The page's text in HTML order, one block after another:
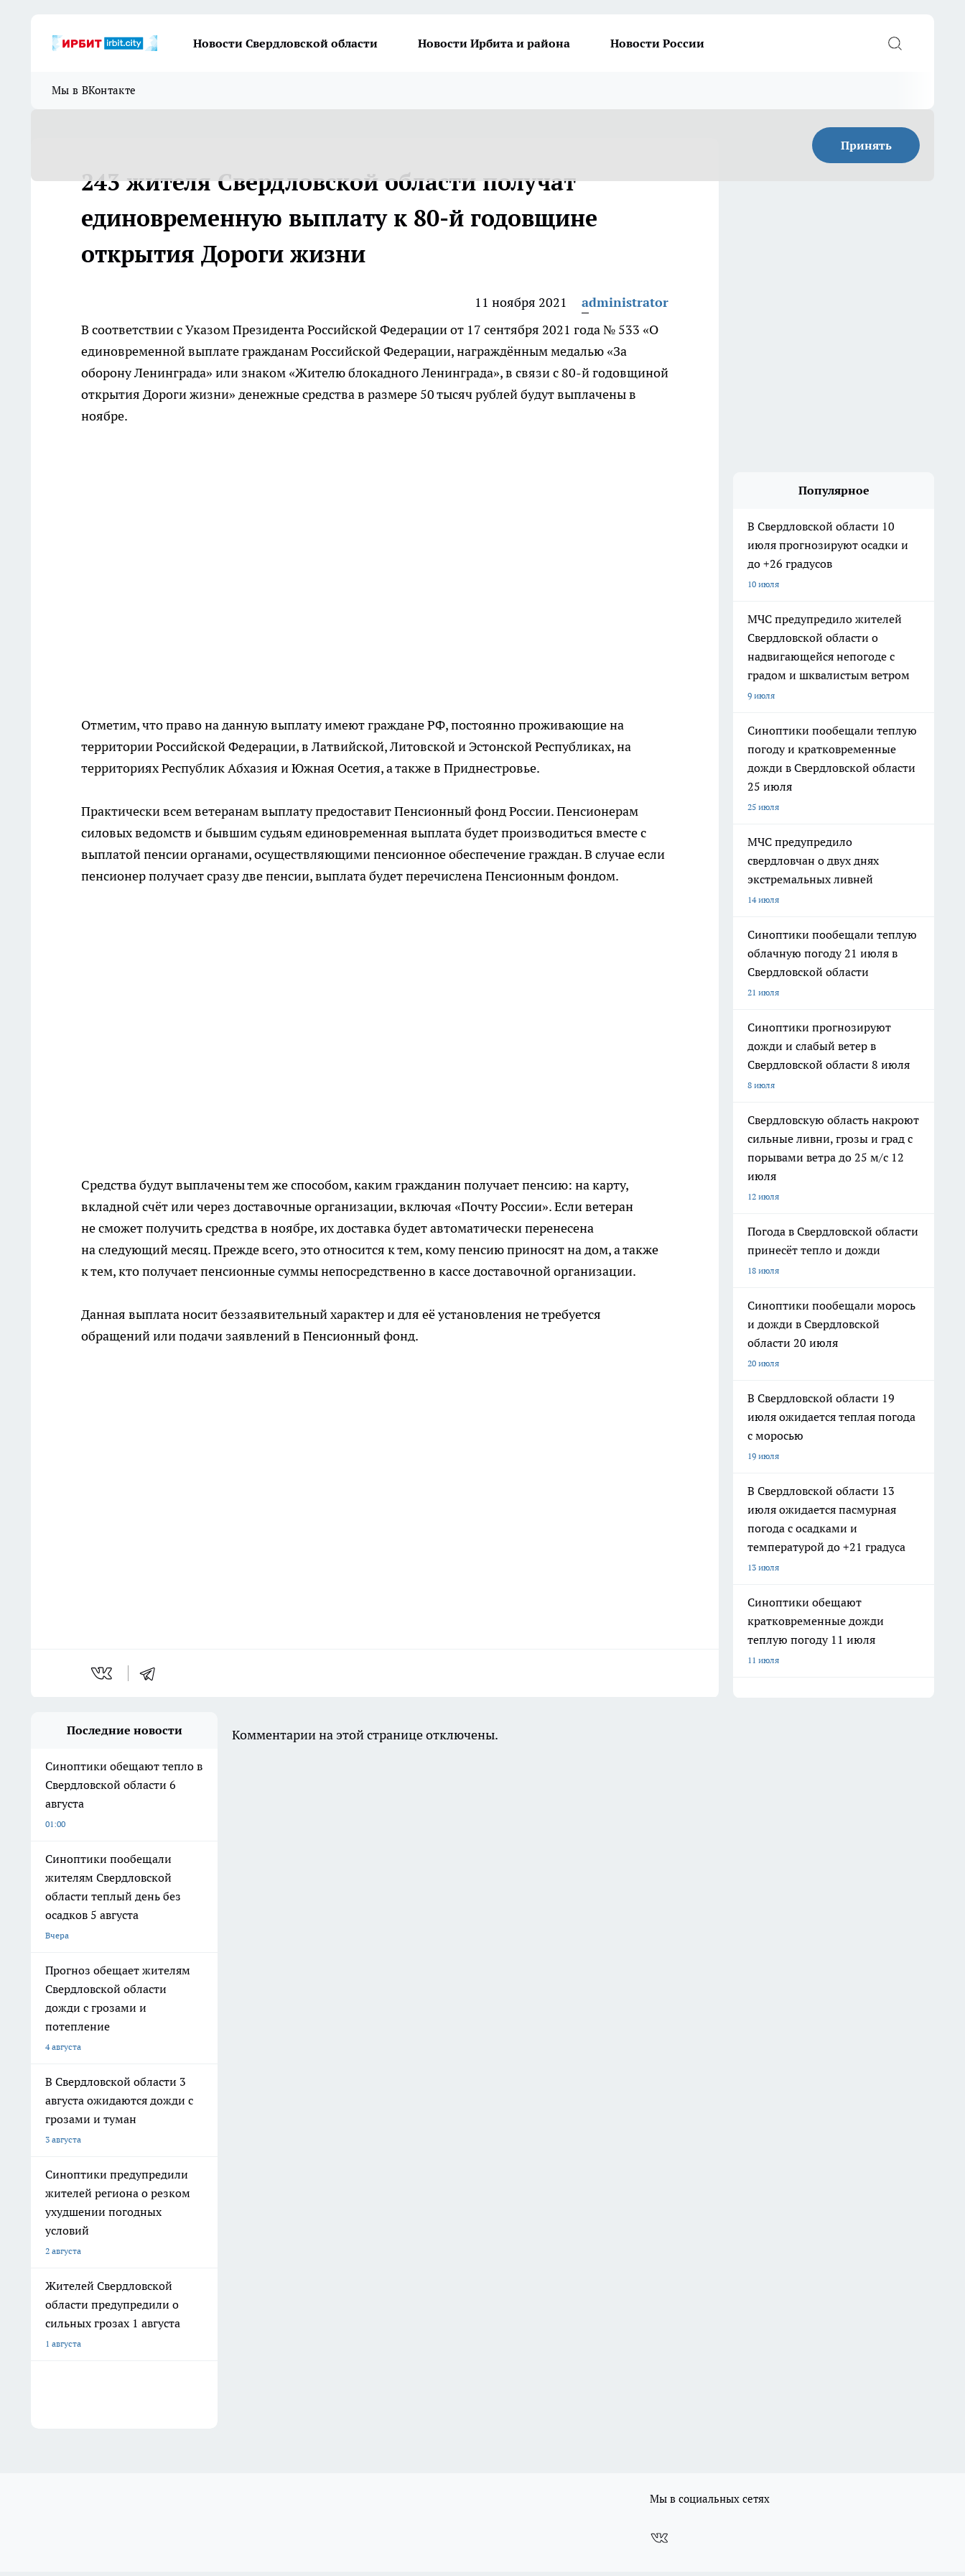
Новости Свердловской области Новости Ирбита и района Новости России
Мы в ВКонтакте
Принять
243 жителя Свердловской области получат
единовременную выплату к 80-й годовщине
открытия Дороги жизни
11 ноября 2021
administrator
В соответствии с Указом Президента Российской Федерации от 17 сентября 2021 года № 533 «О
единовременной выплате гражданам Российской Федерации, награждённым медалью «За
оборону Ленинграда» или знаком «Жителю блокадного Ленинграда», в связи с 80-й годовщиной
открытия Дороги жизни» денежные средства в размере 50 тысяч рублей будут выплачены в
ноябре.
Отметим, что право на данную выплату имеют граждане РФ, постоянно проживающие на
территории Российской Федерации, в Латвийской, Литовской и Эстонской Республиках, на
территориях Республик Абхазия и Южная Осетия, а также в Приднестровье.
Практически всем ветеранам выплату предоставит Пенсионный фонд России. Пенсионерам
силовых ведомств и бывшим судьям единовременная выплата будет производиться вместе с
выплатой пенсии органами, осуществляющими пенсионное обеспечение граждан. В случае если
пенсионер получает сразу две пенсии, выплата будет перечислена Пенсионным фондом.
Средства будут выплачены тем же способом, каким гражданин получает пенсию: на карту,
вкладной счёт или через доставочные организации, включая «Почту России». Если ветеран
не сможет получить средства в ноябре, их доставка будет автоматически перенесена
на следующий месяц. Прежде всего, это относится к тем, кому пенсию приносят на дом, а также
к тем, кто получает пенсионные суммы непосредственно в кассе доставочной организации.
Данная выплата носит беззаявительный характер и для её установления не требуется
обращений или подачи заявлений в Пенсионный фонд.
Популярное
В Свердловской области 10
июля прогнозируют осадки и
до +26 градусов
10 июля
МЧС предупредило жителей
Свердловской области о
надвигающейся непогоде с
градом и шквалистым ветром
9 июля
Синоптики пообещали теплую
погоду и кратковременные
дожди в Свердловской области
25 июля
25 июля
МЧС предупредило
свердловчан о двух днях
экстремальных ливней
14 июля
Синоптики пообещали теплую
облачную погоду 21 июля в
Свердловской области
21 июля
Синоптики прогнозируют
дожди и слабый ветер в
Свердловской области 8 июля
8 июля
Свердловскую область накроют
сильные ливни, грозы и град с
порывами ветра до 25 м/с 12
июля
12 июля
Погода в Свердловской области
принесёт тепло и дожди
18 июля
Синоптики пообещали морось
и дожди в Свердловской
области 20 июля
20 июля
В Свердловской области 19
июля ожидается теплая погода
с моросью
19 июля
В Свердловской области 13
июля ожидается пасмурная
погода с осадками и
температурой до +21 градуса
13 июля
Синоптики обещают
кратковременные дожди
теплую погоду 11 июля
11 июля
Последние новости
Синоптики обещают тепло в
Свердловской области 6
августа
01:00
Синоптики пообещали
жителям Свердловской
области теплый день без
осадков 5 августа
Вчера
Прогноз обещает жителям
Свердловской области
дожди с грозами и
потепление
4 августа
В Свердловской области 3
августа ожидаются дожди с
грозами и туман
3 августа
Синоптики предупредили
жителей региона о резком
ухудшении погодных
условий
2 августа
Жителей Свердловской
области предупредили о
сильных грозах 1 августа
1 августа
Комментарии на этой странице отключены.
Мы в социальных сетях